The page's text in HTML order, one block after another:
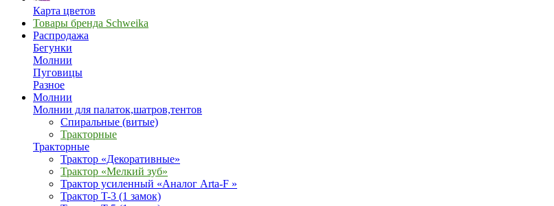
Карта цветов
Товары бренда Schweika
Распродажа
Бегунки
Молнии
Пуговицы
Разное
Молнии
Молнии для палаток,шатров,тентов
Спиральные (витые)
Тракторные
Тракторные
Трактор «Декоративные»
Трактор «Мелкий зуб»
Трактор усиленный «Аналог Arta-F »
Трактор T-3 (1 замок)